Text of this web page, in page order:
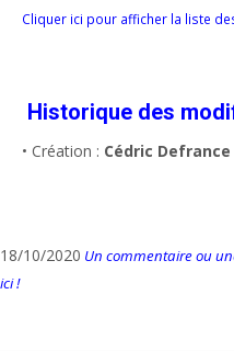
Cliquer ici pour afficher la liste
Historique des
• Création : Cédric Defrance
18/10/2020 Un commentaire ou
ici !